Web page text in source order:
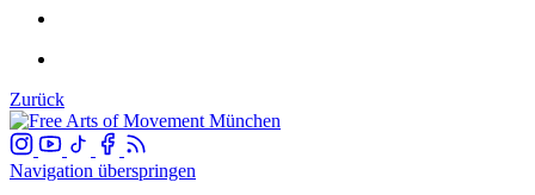
Zurück
Navigation überspringen